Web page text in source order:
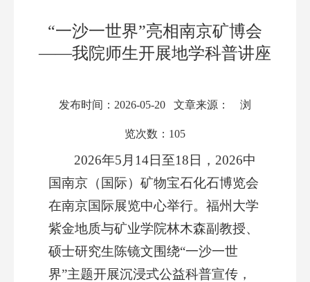
“一沙一世界”亮相南京矿博会
——我院师生开展地学科普讲座
发布时间：2026-05-20 文章来源： 浏
览次数： 105
2026年5月14日至18日，2026中
国南京（国际）矿物宝石化石博览会
在南京国际展览中心举行。福州大学
紫金地质与矿业学院林木森副教授、
硕士研究生陈镜文围绕“一沙一世
界”主题开展沉浸式公益科普宣传，